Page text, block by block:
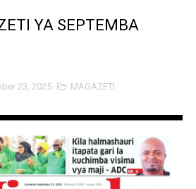
YA MKOPO NAFUU WA
na Rais wa Benki ya Biashara
YA SEPTEMBA
23, 2025 MAGAZETI